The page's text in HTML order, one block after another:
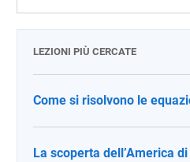
LEZIONI PIÙ CERCATE
Come si risolvono le
La scoperta dell’America